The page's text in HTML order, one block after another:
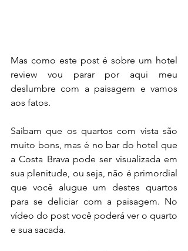
Mas como este post é sobre um hotel
review vou parar por aqui meu
deslumbre com a paisagem e vamos
aos fatos.
Saibam que os quartos com vista são
muito bons, mas é no bar do hotel que
a Costa Brava pode ser visualizada em
sua plenitude, ou seja, não é primordial
que você alugue um destes quartos
para se deliciar com a paisagem. No
vídeo do post você poderá ver o quarto
e sua sacada.